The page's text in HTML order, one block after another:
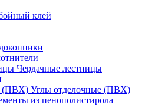
клей
Чердачные лестницы
Углы отделочные (ПВХ)